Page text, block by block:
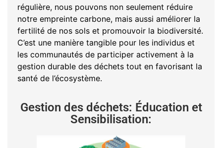
régulière, nous pouvons non seulement réduire
notre empreinte carbone, mais aussi améliorer la
fertilité de nos sols et promouvoir la biodiversité.
C’est une manière tangible pour les individus et
les communautés de participer activement à la
gestion durable des déchets tout en favorisant la
santé de l’écosystème.
Gestion des déchets: Éducation et
Sensibilisation: